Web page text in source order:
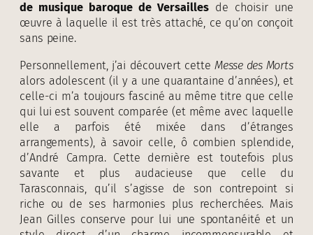
de musique baroque de Versaillesde choisir une
œuvre à laquelle il est très attaché, ce qu’on conçoit
sans peine.
Personnellement, j’ai découvert cette Messe des Morts
alors adolescent (il y a une quarantaine d’années), et
celle-ci m’a toujours fasciné au même titre que celle
qui lui est souvent comparée (et même avec laquelle
elle a parfois été mixée dans d’étranges
arrangements), à savoir celle, ô combien splendide,
d’André Campra. Cette dernière est toutefois plus
savante et plus audacieuse que celle du
Tarasconnais, qu’il s’agisse de son contrepoint si
riche ou de ses harmonies plus recherchées. Mais
Jean Gilles conserve pour lui une spontanéité et un